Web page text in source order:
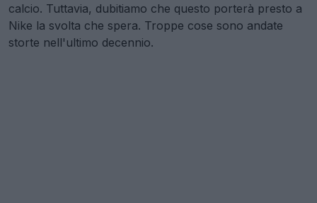
calcio. Tuttavia, dubitiamo che questo porterà presto a
Nike la svolta che spera. Troppe cose sono andate
storte nell'ultimo decennio.